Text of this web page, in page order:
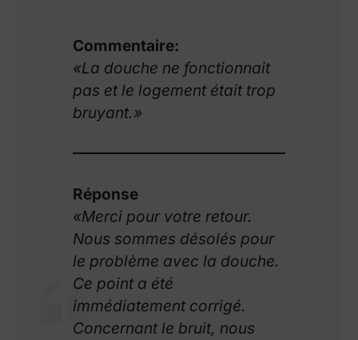
Commentaire:
«La douche ne fonctionnait
pas et le logement était trop
bruyant.»
Réponse
«Merci pour votre retour.
Nous sommes désolés pour
le problème avec la douche.
Ce point a été
immédiatement corrigé.
Concernant le bruit, nous